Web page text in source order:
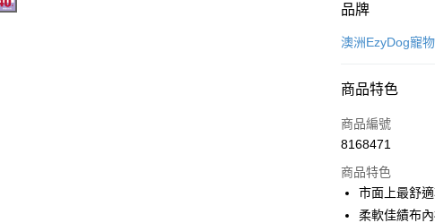
付款方式
信用卡一次付款
Apple Pay
街口支付
悠遊付
品牌
澳洲EzyDog寵
商品特色
商品編號
8168471
商品特色
市面上最舒
柔軟佳績布